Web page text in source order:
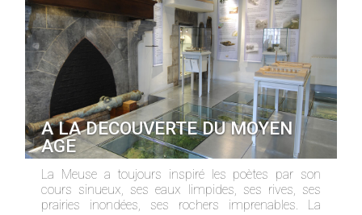
A LA DECOUVERTE DU MOYEN
AGE
La Meuse a toujours inspiré les poètes par son
cours sinueux, ses eaux limpides, ses rives, ses
prairies inondées, ses rochers imprenables. La